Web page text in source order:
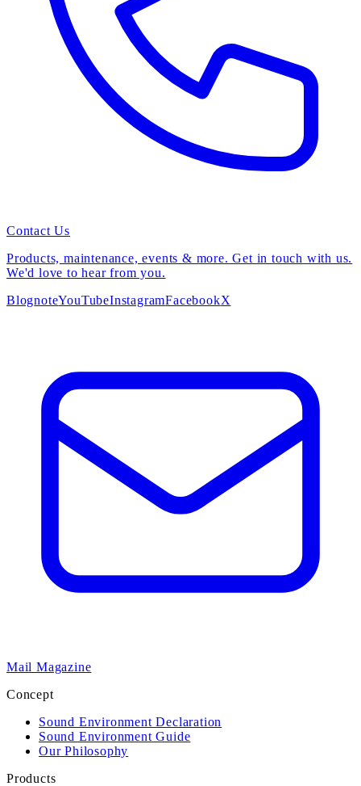
Contact Us
Products, maintenance, events & more. Get in touch with us.
We'd love to hear from you.
BlognoteYouTubeInstagramFacebookX
Mail Magazine
Concept
Sound Environment Declaration
Sound Environment Guide
Our Philosophy
Products